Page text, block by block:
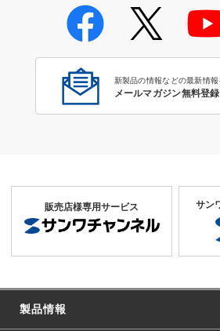
新製品の情報などの最新情
メールマガジン無料登録
販売店様専用サービス サン
製品情報